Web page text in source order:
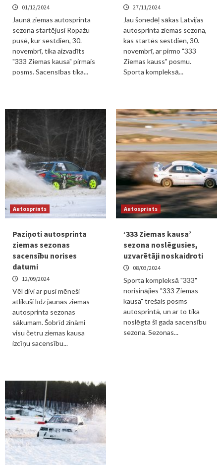
01/12/2024
Jaunā ziemas autosprinta
sezona startējusi Ropažu
pusē, kur sestdien, 30.
novembrī, tika aizvadīts
"333 Ziemas kausa" pirmais
posms. Sacensības tika...
27/11/2024
Jau šonedēļ sākas Latvijas
autosprinta ziemas sezona,
kas startēs sestdien, 30.
novembrī, ar pirmo "333
Ziemas kauss" posmu.
Sporta kompleksā...
Autosprints
Paziņoti autosprinta
ziemas sezonas
sacensību norises
datumi
12/09/2024
Vēl divi ar pusi mēneši
atlikuši līdz jaunās ziemas
autosprinta sezonas
sākumam. Šobrīd zināmi
visu četru ziemas kausa
izcīņu sacensību...
Autosprints
‘333 Ziemas kausa’
sezona noslēgusies,
uzvarētāji noskaidroti
08/03/2024
Sporta kompleksā "333"
norisinājies "333 Ziemas
kausa" trešais posms
autosprintā, un ar to tika
noslēgta šī gada sacensību
sezona. Sezonas...